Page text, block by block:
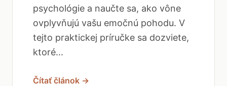
psychológie a naučte sa, ako vône
ovplyvňujú vašu emočnú pohodu. V
tejto praktickej príručke sa dozviete,
ktoré...
Čítať článok →